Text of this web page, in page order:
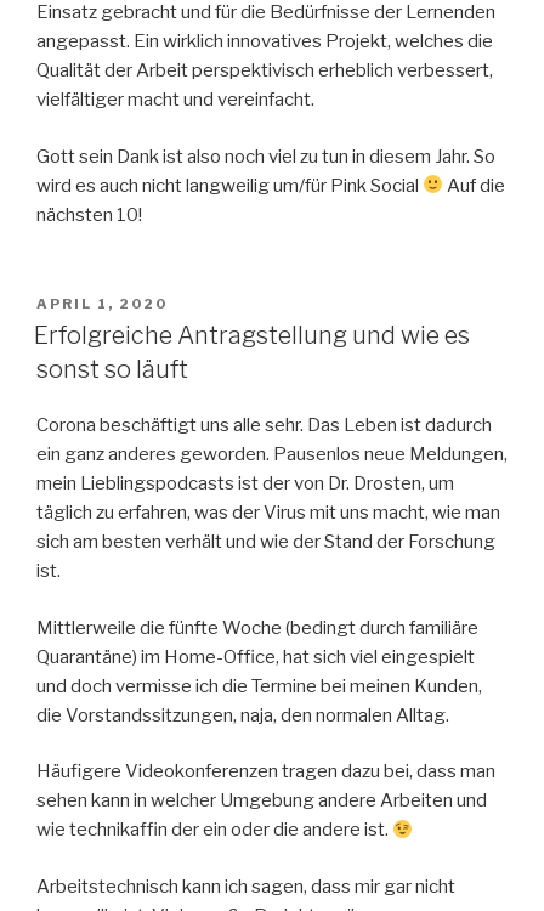
Einsatz gebracht und für die Bedürfnisse der Lernenden
angepasst. Ein wirklich innovatives Projekt, welches die
Qualität der Arbeit perspektivisch erheblich verbessert,
vielfältiger macht und vereinfacht.
Gott sein Dank ist also noch viel zu tun in diesem Jahr. So
wird es auch nicht langweilig um/für Pink Social
Auf die
nächsten 10!
VERÖFFENTLICHT
AM
APRIL 1, 2020
Erfolgreiche Antragstellung und wie es
sonst so läuft
Corona beschäftigt uns alle sehr. Das Leben ist dadurch
ein ganz anderes geworden. Pausenlos neue Meldungen,
mein Lieblingspodcasts ist der von Dr. Drosten, um
täglich zu erfahren, was der Virus mit uns macht, wie man
sich am besten verhält und wie der Stand der Forschung
ist.
Mittlerweile die fünfte Woche (bedingt durch familiäre
Quarantäne) im Home-Office, hat sich viel eingespielt
und doch vermisse ich die Termine bei meinen Kunden,
die Vorstandssitzungen, naja, den normalen Alltag.
Häufigere Videokonferenzen tragen dazu bei, dass man
sehen kann in welcher Umgebung andere Arbeiten und
wie technikaffin der ein oder die andere ist.
Arbeitstechnisch kann ich sagen, dass mir gar nicht